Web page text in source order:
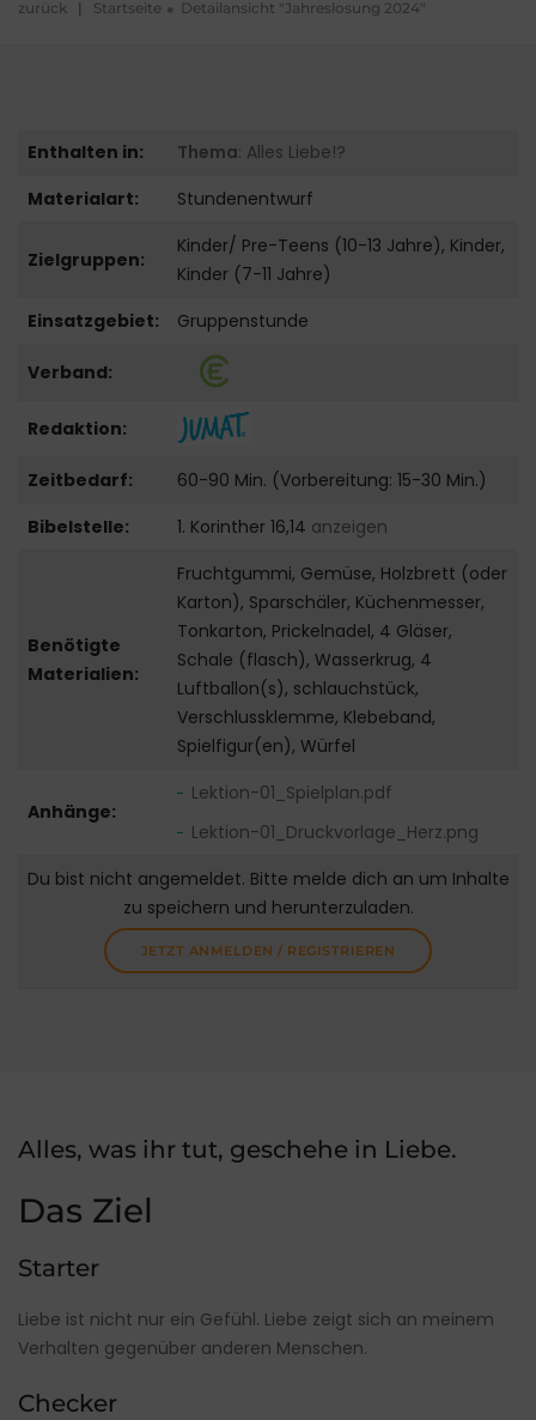
zurück | Startseite Detailansicht "Jahreslosung 2024"
Enthalten in: Thema: Alles Liebe!?
Materialart:
Stundenentwurf
Zielgruppen:
Kinder/ Pre-Teens (10-13 Jahre), Kinder,
Kinder (7-11 Jahre)
Einsatzgebiet:
Gruppenstunde
Verband:
Redaktion:
Zeitbedarf:
60-90 Min. (Vorbereitung: 15-30 Min.)
Bibelstelle:
1. Korinther 16,14 anzeigen
Benötigte
Materialien:
Fruchtgummi, Gemüse, Holzbrett (oder
Karton), Sparschäler, Küchenmesser,
Tonkarton, Prickelnadel, 4 Gläser,
Schale (flasch), Wasserkrug, 4
Luftballon(s), schlauchstück,
Verschlussklemme, Klebeband,
Spielfigur(en), Würfel
Anhänge:
Lektion-01_Spielplan.pdf
Lektion-01_Druckvorlage_Herz.png
Du bist nicht angemeldet. Bitte melde dich an um Inhalte
zu speichern und herunterzuladen.
JETZT ANMELDEN / REGISTRIEREN
Alles, was ihr tut, geschehe in Liebe.
Das Ziel
Starter
Liebe ist nicht nur ein Gefühl. Liebe zeigt sich an meinem
Verhalten gegenüber anderen Menschen.
Checker